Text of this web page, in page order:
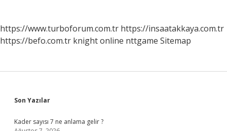
https://www.turboforum.com.tr https://insaatakkaya.com.tr
https://befo.com.tr knight online nttgame Sitemap
Sidebar
Son Yazılar
Kader sayısı 7 ne anlama gelir ?